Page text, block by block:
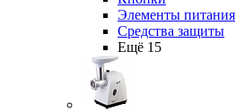
Элементы питания
Средства защиты
Ещё 15